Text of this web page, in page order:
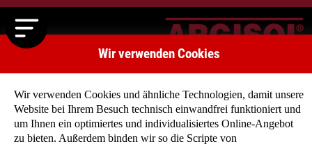
Wir verwenden Cookies
Wir verwenden Cookies und ähnliche Technologien, damit unsere
Website bei Ihrem Besuch technisch einwandfrei funktioniert und
um Ihnen ein optimiertes und individualisiertes Online-Angebot
zu bieten. Außerdem binden wir so die Scripte von